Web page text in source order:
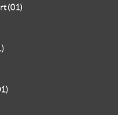
(01)